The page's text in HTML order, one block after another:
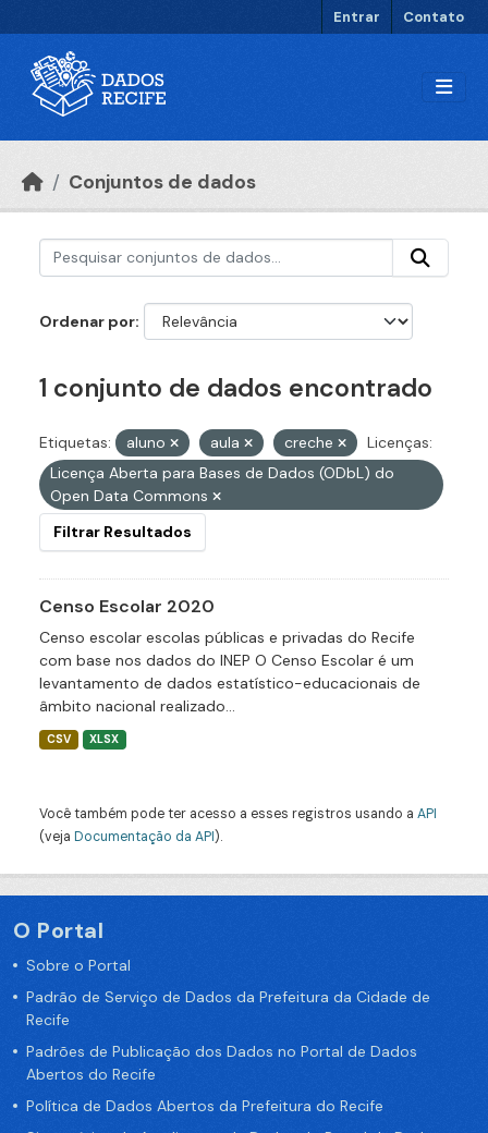
Entrar Contato
Conjuntos de dados
Ordenar por
1 conjunto de dados encontrado
Etiquetas: aluno aula creche
Licenças:
Licença Aberta para Bases de Dados (ODbL) do
Open Data Commons
Filtrar Resultados
Censo Escolar 2020
Censo escolar escolas públicas e privadas do Recife
com base nos dados do INEP O Censo Escolar é um
levantamento de dados estatístico-educacionais de
âmbito nacional realizado...
CSV XLSX
Você também pode ter acesso a esses registros usando a API
(veja Documentação da API).
O Portal
Sobre o Portal
Padrão de Serviço de Dados da Prefeitura da Cidade de
Recife
Padrões de Publicação dos Dados no Portal de Dados
Abertos do Recife
Política de Dados Abertos da Prefeitura do Recife